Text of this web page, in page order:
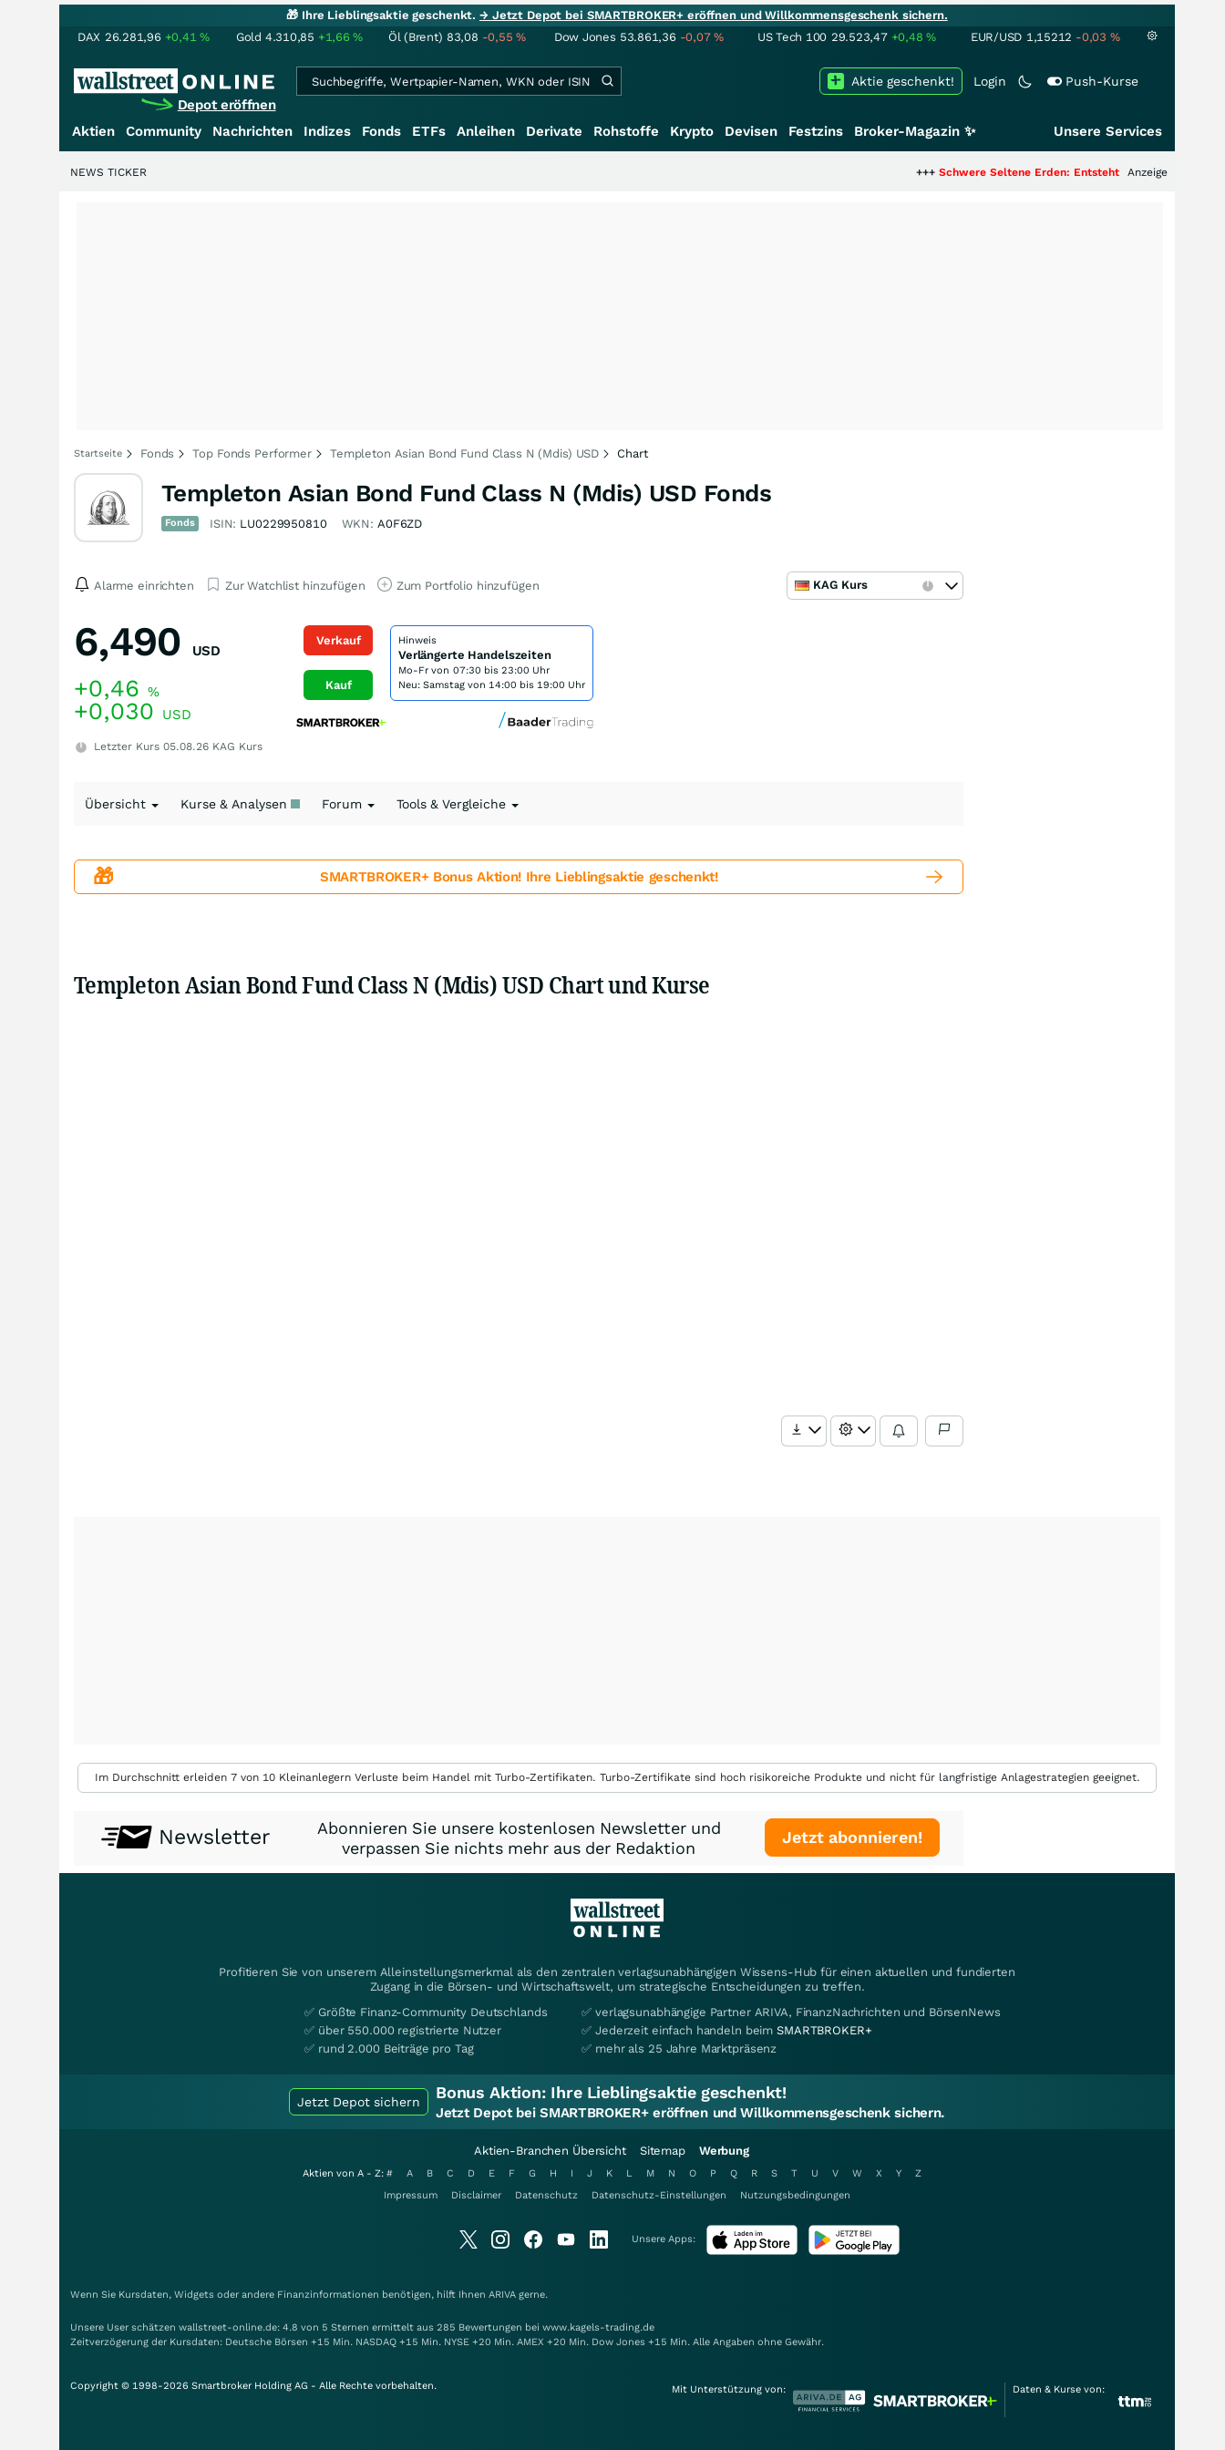
🎁 Ihre Lieblingsaktie geschenkt.→ Jetzt Depot bei SMARTBROKER+ eröffnen und Willkommensgeschenk sichern.
DAX 26.281,96 +0,41% Gold 4.310,85 +1,66% Öl (Brent) 83,08 -0,55% Dow Jones 53.861,36 -0,07% US Tech 100 29.523,47 +0,48% EUR/USD 1,15212 -0,03 %
Depot eröffnen
Login Push-Kurse
Aktie geschenkt!
Aktien Community Nachrichten Indizes Fonds ETFs Anleihen Derivate Rohstoffe Krypto Devisen Festzins Broker-Magazin ✨ Unsere Services
Schwere Seltene Erden: Entsteht hier die nächste
Anzeige
NEWS TICKER
Startseite Fonds Top Fonds Performer Templeton Asian Bond Fund Class N (Mdis) USD Chart
Templeton Asian Bond Fund Class N (Mdis) USD Fonds
Fonds ISIN: LU0229950810 WKN: A0F6ZD
Alarme einrichten Zur Watchlist hinzufügen Zum Portfolio hinzufügen KAG Kurs
6,490 USD
+0,46 %
+0,030 USD
Letzter Kurs 05.08.26 KAG Kurs
Verkauf
Kauf
Hinweis
Verlängerte Handelszeiten
Mo-Fr von 07:30 bis 23:00 Uhr
Neu: Samstag von 14:00 bis 19:00 Uhr
Übersicht Kurse & Analysen Forum Tools & Vergleiche
🎁 SMARTBROKER+ Bonus Aktion! Ihre Lieblingsaktie geschenkt!
Templeton Asian Bond Fund Class N (Mdis) USD Chart und Kurse
Im Durchschnitt erleiden 7 von 10 Kleinanlegern Verluste beim Handel mit Turbo-Zertifikaten. Turbo-Zertifikate sind hoch risikoreiche Produkte und nicht für langfristige Anlagestrategien geeignet.
Newsletter
Abonnieren Sie unsere kostenlosen Newsletter und
verpassen Sie nichts mehr aus der Redaktion
Jetzt abonnieren!
Profitieren Sie von unserem Alleinstellungsmerkmal als den zentralen verlagsunabhängigen Wissens-Hub für einen aktuellen und fundierten
Zugang in die Börsen- und Wirtschaftswelt, um strategische Entscheidungen zu treffen.
✅ Größte Finanz-Community Deutschlands
✅ über 550.000 registrierte Nutzer
✅ rund 2.000 Beiträge pro Tag
✅ verlagsunabhängige Partner ARIVA, FinanzNachrichten und BörsenNews
✅ Jederzeit einfach handeln beimSMARTBROKER+
✅ mehr als 25 Jahre Marktpräsenz
Jetzt Depot sichern Bonus Aktion: Ihre Lieblingsaktie geschenkt!
Jetzt Depot bei SMARTBROKER+ eröffnen und Willkommensgeschenk sichern.
Aktien-Branchen Übersicht Sitemap Werbung
Aktien von A - Z: # A B C D E F G H I J K L M N O P Q R S T U V W X Y
Z
Impressum
Disclaimer Datenschutz Datenschutz-Einstellungen Nutzungsbedingungen
Unsere Apps:
Wenn Sie Kursdaten, Widgets oder andere Finanzinformationen benötigen, hilft Ihnen ARIVA gerne.
Unsere User schätzen wallstreet-online.de: 4.8 von 5 Sternen ermittelt aus 285 Bewertungen bei www.kagels-trading.de
Zeitverzögerung der Kursdaten: Deutsche Börsen +15 Min. NASDAQ +15 Min. NYSE +20 Min. AMEX +20 Min. Dow Jones +15 Min. Alle Angaben ohne Gewähr.
Copyright © 1998-2026 Smartbroker Holding AG - Alle Rechte vorbehalten. Mit Unterstützung von: Daten & Kurse von: